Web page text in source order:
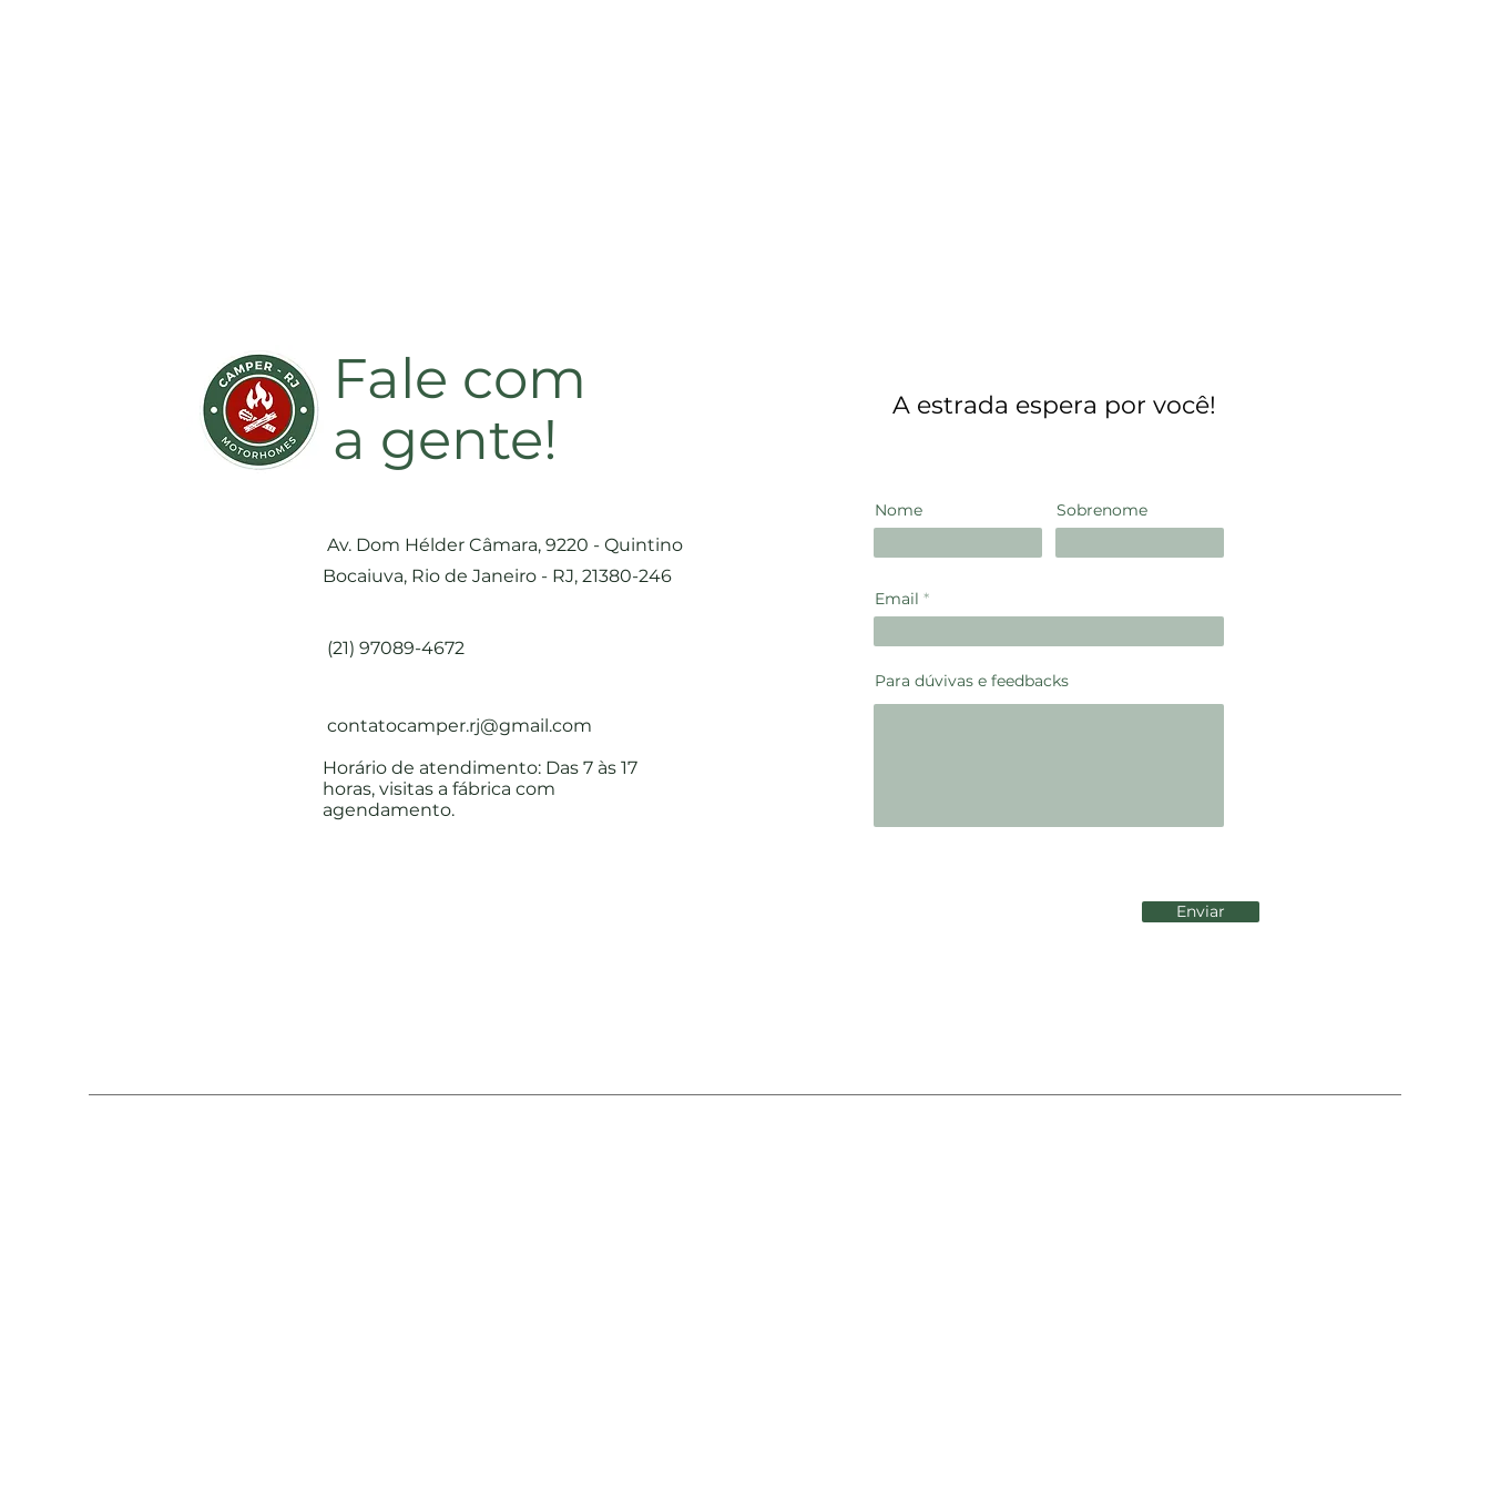
Fale com
a gente!
Av. Dom Hélder Câmara, 9220 - Quintino
Bocaiuva, Rio de Janeiro - RJ, 21380-246
(21) 97089-4672
contatocamper.rj@gmail.com
Horário de atendimento: Das 7 às 17
horas, visitas a fábrica com
agendamento.
A estrada espera por você!
Nome Sobrenome
Email
Para dúvivas e feedbacks
Enviar